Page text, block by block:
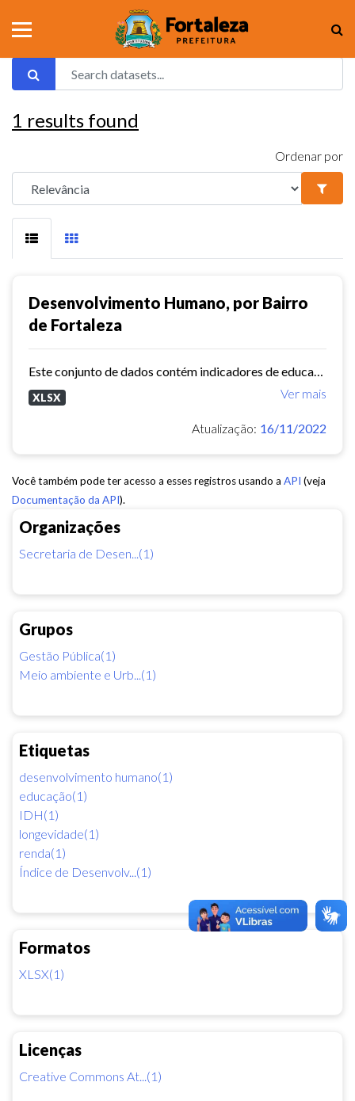
Organizações
Secretaria de Desen...(1)
Grupos
Gestão Pública(1)
Meio ambiente e Urb...(1)
Etiquetas
desenvolvimento humano(1)
educação(1)
IDH(1)
longevidade(1)
renda(1)
Índice de Desenvolv...(1)
Formatos
XLSX(1)
Licenças
Creative Commons At...(1)
1 results found
Ordenar por
Desenvolvimento Humano, por Bairro
de Fortaleza
Ver mais
XLSX
Atualização: 16/11/2022
Você também pode ter acesso a esses registros usando a API (veja
Documentação da API).